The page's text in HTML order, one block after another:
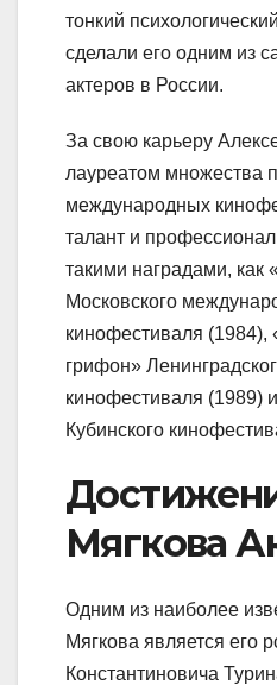
тонкий
сделали его одним из
актеров в России.
За свою карьеру
лауреатом множества
международных
талант и
такими наградами, как
Московского
кинофестиваля
грифон»
кинофестиваля (1989)
Кубинского
Мягкова
Одним из наиболее
Мягкова является его
Константиновича